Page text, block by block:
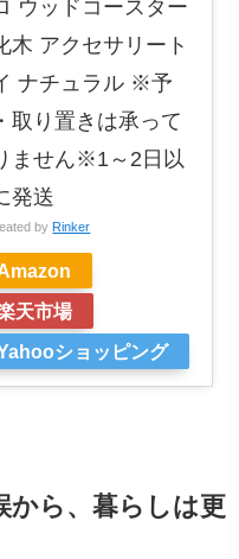
ウッドコースター
木 アクセサリート
ナチュラル ※予
取り置きは承って
ません※1～2日以
発送
by Rinker
天市場
ショッピング
から、暮らしは更